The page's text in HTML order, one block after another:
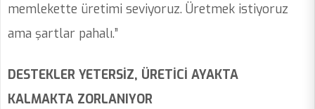
memlekette üretimi seviyoruz. Üretmek istiyoruz
ama şartlar pahalı.”
DESTEKLER YETERSİZ, ÜRETİCİ AYAKTA
KALMAKTA ZORLANIYOR